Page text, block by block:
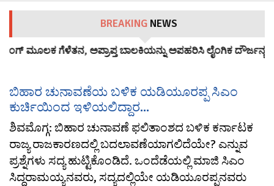
BREAKING NEWS
ಮೂಲಕ ಗೆಳೆತನ, ಅಪ್ರಾಪ್ತ ಬಾಲಕಿಯನ್ನು ಅಪಹರಿಸಿ ಲೈಂಗಿಕ ದೌರ್ಜನ್ಯ:…
ಬಿಹಾರ ಚುನಾವಣೆಯ ಬಳಿಕ ಯಡಿಯೂರಪ್ಪ ಸಿಎಂ
ಕುರ್ಚಿಯಿಂದ ಇಳಿಯಲಿದ್ದಾರ...
ಶಿವಮೊಗ್ಗ: ಬಿಹಾರ ಚುನಾವಣೆ ಫಲಿತಾಂಶದ ಬಳಿಕ ಕರ್ನಾಟಕ
ರಾಜ್ಯ ರಾಜಕಾರಣದಲ್ಲಿ ಬದಲಾವಣೆಯಾಗಲಿದೆಯೇ? ಎನ್ನುವ
ಪ್ರಶ್ನೆಗಳು ಸದ್ಯ ಹುಟ್ಟಿಕೊಂಡಿದೆ. ಒಂದೆಡೆಯಲ್ಲಿ ಮಾಜಿ ಸಿಎಂ
ಸಿದ್ದರಾಮಯ್ಯನವರು, ಸದ್ಯದಲ್ಲಿಯೇ ಯಡಿಯೂರಪ್ಪನವರು